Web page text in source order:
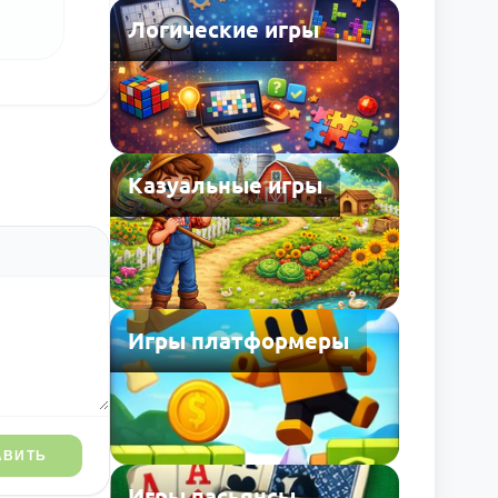
Логические игры
Казуальные игры
Игры платформеры